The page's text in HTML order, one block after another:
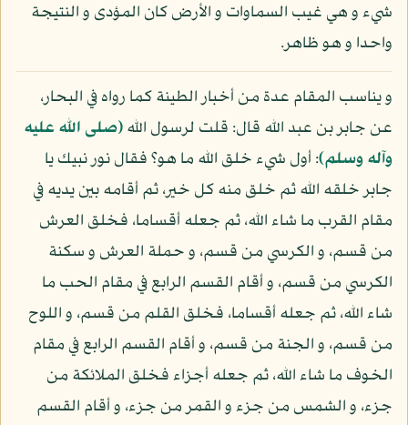
شيء و هي غيب السماوات و الأرض كان المؤدى و النتيجة
واحدا و هو ظاهر.
و يناسب المقام عدة من أخبار الطينة كما رواه في البحار،
عن جابر بن عبد الله قال: قلت لرسول الله(صلى الله عليه
وآله وسلم): أول شيء خلق الله ما هو؟ فقال نور نبيك يا
جابر خلقه الله ثم خلق منه كل خير، ثم أقامه بين يديه في
مقام القرب ما شاء الله، ثم جعله أقساما، فخلق العرش
من قسم، و الكرسي من قسم، و حملة العرش و سكنة
الكرسي من قسم، و أقام القسم الرابع في مقام الحب ما
شاء الله، ثم جعله أقساما، فخلق القلم من قسم، و اللوح
من قسم، و الجنة من قسم، و أقام القسم الرابع في مقام
الخوف ما شاء الله، ثم جعله أجزاء فخلق الملائكة من
جزء، و الشمس من جزء و القمر من جزء، و أقام القسم